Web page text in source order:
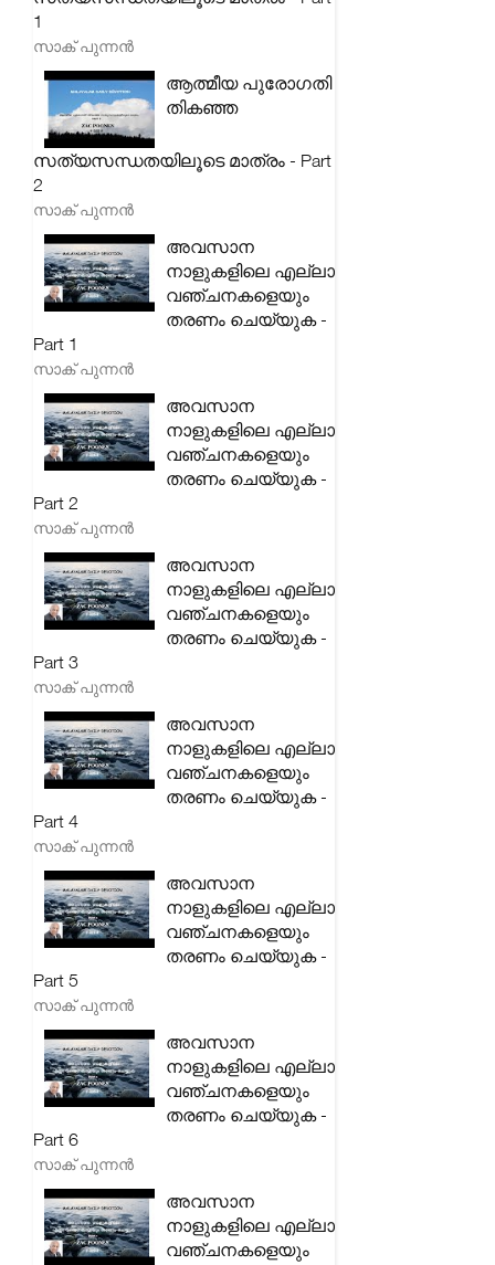
1
സാക് പുന്നൻ
ആത്മീയ പുരോഗതി
തികഞ്ഞ
സത്യസന്ധതയിലൂടെ മാത്രം - Part
2
സാക് പുന്നൻ
അവസാന
നാളുകളിലെ എല്ലാ
വഞ്ചനകളെയും
തരണം ചെയ്യുക -
Part 1
സാക് പുന്നൻ
അവസാന
നാളുകളിലെ എല്ലാ
വഞ്ചനകളെയും
തരണം ചെയ്യുക -
Part 2
സാക് പുന്നൻ
അവസാന
നാളുകളിലെ എല്ലാ
വഞ്ചനകളെയും
തരണം ചെയ്യുക -
Part 3
സാക് പുന്നൻ
അവസാന
നാളുകളിലെ എല്ലാ
വഞ്ചനകളെയും
തരണം ചെയ്യുക -
Part 4
സാക് പുന്നൻ
അവസാന
നാളുകളിലെ എല്ലാ
വഞ്ചനകളെയും
തരണം ചെയ്യുക -
Part 5
സാക് പുന്നൻ
അവസാന
നാളുകളിലെ എല്ലാ
വഞ്ചനകളെയും
തരണം ചെയ്യുക -
Part 6
സാക് പുന്നൻ
അവസാന
നാളുകളിലെ എല്ലാ
വഞ്ചനകളെയും